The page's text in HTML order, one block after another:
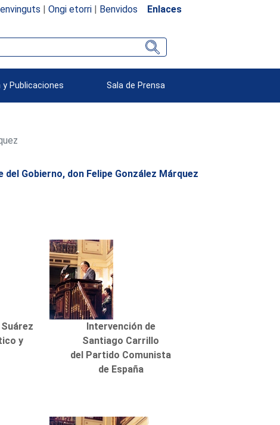
| Ongi etorri| Benvidos Enlaces
y Publicaciones Sala de Prensa
Gobierno, don Felipe González Márquez
y
Intervención de
Santiago Carrillo
del Partido Comunista
de España